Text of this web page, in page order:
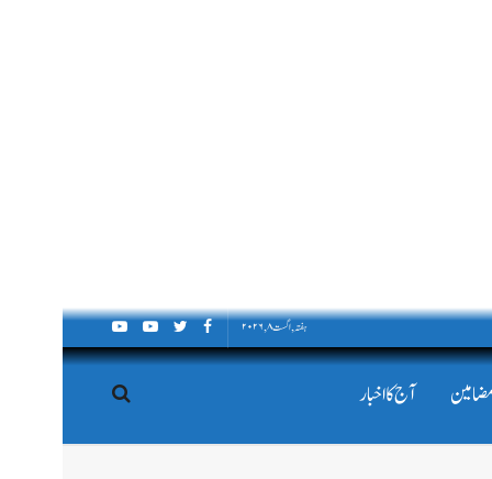
ہفتہ, اگست ۸, ۲۰۲۶
آج کا اخبار